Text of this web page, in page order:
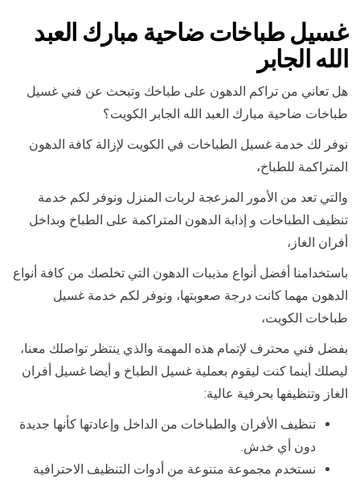
غسيل طباخات ضاحية مبارك العبد
الله الجابر
هل تعاني من تراكم الدهون على طباخك وتبحث عن فني غسيل
طباخات ضاحية مبارك العبد الله الجابر الكويت؟
نوفر لك خدمة غسيل الطباخات في الكويت لإزالة كافة الدهون
المتراكمة للطباخ،
والتي تعد من الأمور المزعجة لربات المنزل ونوفر لكم خدمة
تنظيف الطباخات و إذابة الدهون المتراكمة على الطباخ وبداخل
أفران الغاز،
باستخدامنا أفضل أنواع مذيبات الدهون التي تخلصك من كافة أنواع
الدهون مهما كانت درجة صعوبتها، ونوفر لكم خدمة غسيل
طباخات الكويت،
بفضل فني محترف لإتمام هذه المهمة والذي ينتظر تواصلك معنا،
ليصلك أينما كنت ليقوم بعملية غسيل الطباخ و أيضا غسيل أفران
الغاز وتنظيفها بحرفية عالية:
تنظيف الأفران والطباخات من الداخل وإعادتها كأنها جديدة
دون أي خدش.
نستخدم مجموعة متنوعة من أدوات التنظيف الاحترافية